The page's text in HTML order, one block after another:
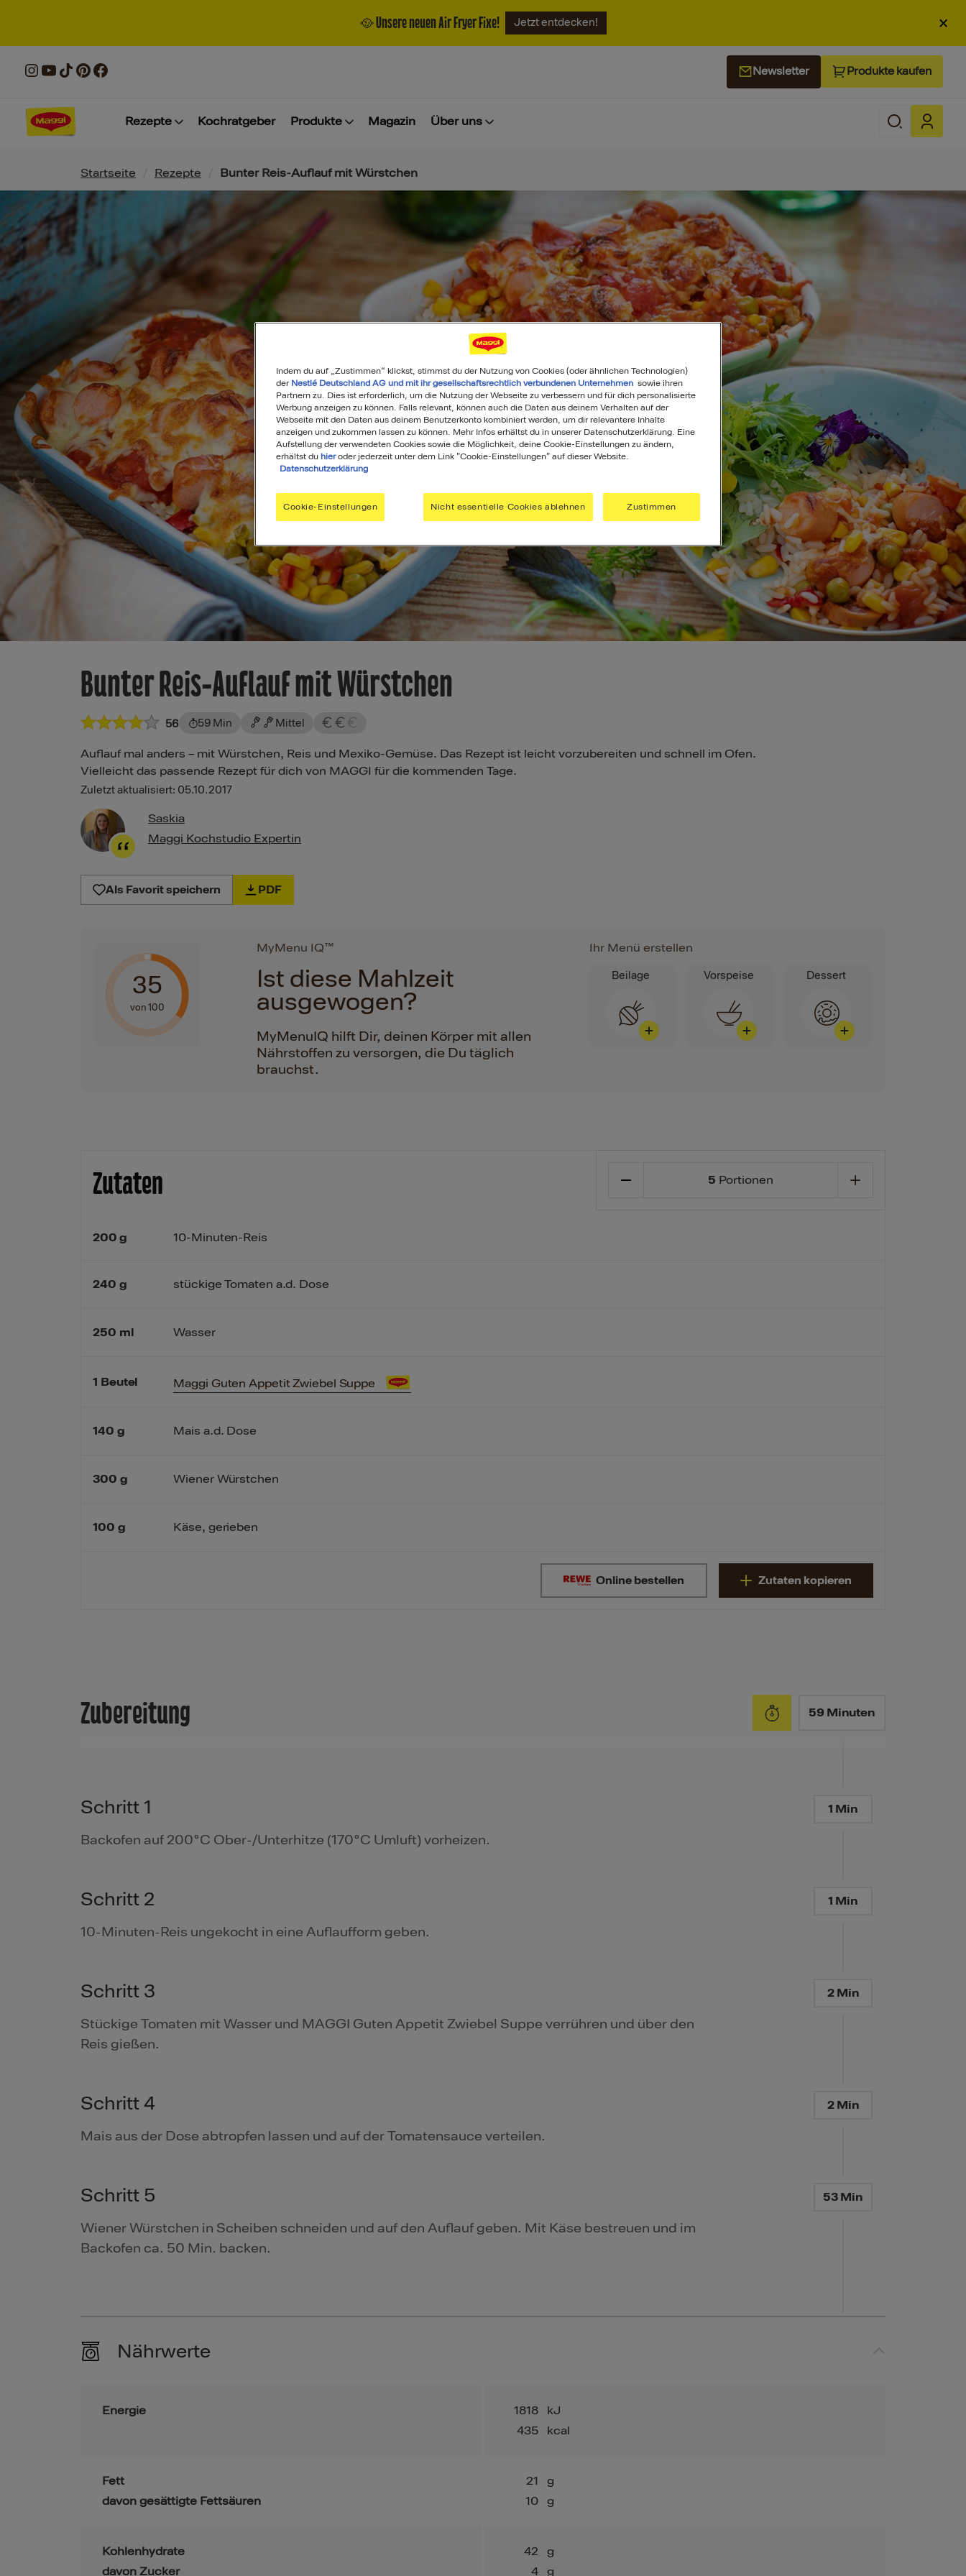
🥘 Unsere neuen Air Fryer Fixe! Jetzt entdecken! ×
Newsletter Produkte kaufen
Rezepte Kochratgeber Produkte Magazin Über uns
Pfadnavigation
Startseite Rezepte Bunter Reis-Auflauf mit Würstchen
Bunter Reis-Auflauf mit Würstchen
56 59 Min Mittel
Auflauf mal anders – mit Würstchen, Reis und Mexiko-Gemüse. Das Rezept ist leicht vorzubereiten und schnell im Ofen.
Vielleicht das passende Rezept für dich von MAGGI für die kommenden Tage.
Zuletzt aktualisiert: 05.10.2017
Saskia
Maggi Kochstudio Expertin
Als Favorit speichern PDF
35
von 100
MyMenu IQ™
Ist diese Mahlzeit
ausgewogen?
MyMenuIQ hilft Dir, deinen Körper mit allen
Nährstoffen zu versorgen, die Du täglich
brauchst.
Ihr Menü erstellen
Beilage Vorspeise Dessert
Zutaten 5 Portionen
200 g
240 g
250 ml
1 Beutel
140 g
300 g
100 g
10-Minuten-Reis
stückige Tomaten a.d. Dose
Wasser
Maggi Guten Appetit Zwiebel Suppe
Mais a.d. Dose
Wiener Würstchen
Käse, gerieben
Online bestellen Zutaten kopieren
Zubereitung 59 Minuten
Schritt 1 1 Min
Backofen auf 200°C Ober-/Unterhitze (170°C Umluft) vorheizen.
Schritt 2 1 Min
10-Minuten-Reis ungekocht in eine Auflaufform geben.
Schritt 3 2 Min
Stückige Tomaten mit Wasser und MAGGI Guten Appetit Zwiebel Suppe verrühren und über den
Reis gießen.
Schritt 4 2 Min
Mais aus der Dose abtropfen lassen und auf der Tomatensauce verteilen.
Schritt 5 53 Min
Wiener Würstchen in Scheiben schneiden und auf den Auflauf geben. Mit Käse bestreuen und im
Backofen ca. 50 Min. backen.
Nährwerte
Energie 1818
kJ
435
kcal
Fett
davon gesättigte Fettsäuren
21
g
10
g
Kohlenhydrate
davon Zucker
42
g
4
g
Indem du auf „Zustimmen“ klickst, stimmst du der Nutzung von Cookies (oder ähnlichen Technologien)
der Nestlé Deutschland AG und mit ihr gesellschaftsrechtlich verbundenen Unternehmen sowie ihren
Partnern zu. Dies ist erforderlich, um die Nutzung der Webseite zu verbessern und für dich personalisierte
Werbung anzeigen zu können. Falls relevant, können auch die Daten aus deinem Verhalten auf der
Webseite mit den Daten aus deinem Benutzerkonto kombiniert werden, um dir relevantere Inhalte
anzeigen und zukommen lassen zu können. Mehr Infos erhältst du in unserer Datenschutzerklärung. Eine
Aufstellung der verwendeten Cookies sowie die Möglichkeit, deine Cookie-Einstellungen zu ändern,
erhältst du hieroder jederzeit unter dem Link "Cookie-Einstellungen" auf dieser Website.
Datenschutzerklärung
Cookie-Einstellungen Nicht essentielle Cookies ablehnen Zustimmen